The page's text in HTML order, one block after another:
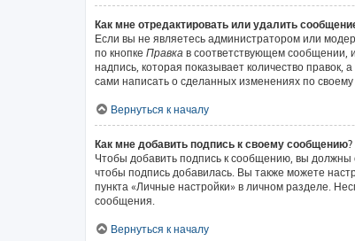
Как мне отредактировать или удалить
Если вы не являетесь администратором или
по кнопке Правка в соответствующем сообщении,
надпись, которая показывает количество
сами написать о сделанных изменениях по
Вернуться к началу
Как мне добавить подпись к своему сообщению?
Чтобы добавить подпись к сообщению, вы должны
чтобы подпись добавилась. Вы также можете
пункта «Личные настройки» в личном разделе.
сообщения.
Вернуться к началу